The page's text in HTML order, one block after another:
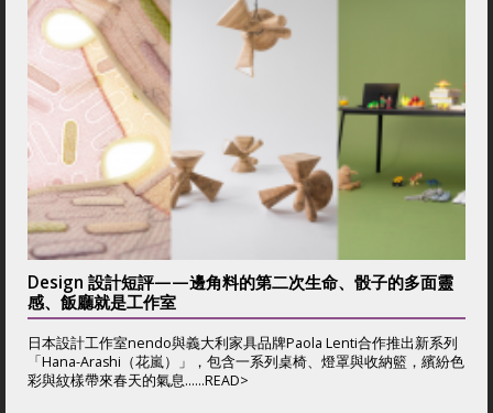
Design 設計短評——邊角料的第二次生命、骰子的多面靈
感、飯廳就是工作室
日本設計工作室nendo與義大利家具品牌Paola Lenti合作推出新系列
「Hana-Arashi（花嵐）」，包含一系列桌椅、燈罩與收納籃，繽紛色
彩與紋樣帶來春天的氣息......READ>